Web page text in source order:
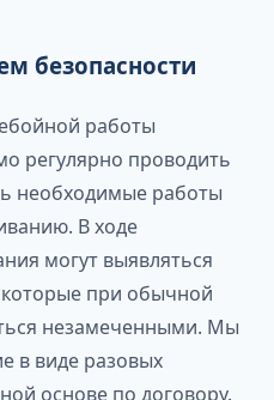
безопасности
работы
регулярно проводить
необходимые работы
В ходе
могут выявляться
при обычной
незамеченными. Мы
в виде разовых
основе по договору.